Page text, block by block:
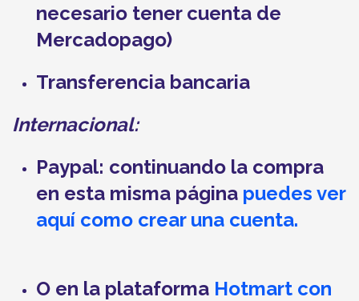
necesario tener cuenta de
Mercadopago)
Transferencia bancaria
Internacional:
Paypal: continuando la compra
en esta misma página puedes ver
aquí como crear una cuenta.
O en la plataforma Hotmart con